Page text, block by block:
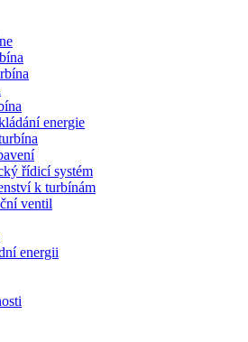
energie
řídicí systém
k turbínám
ventil
energii